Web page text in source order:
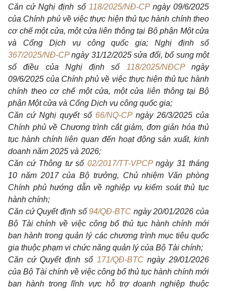
Căn cứ Nghị định số 118/2025/NĐ-CPngày 09/6/2025
của Chính phủ về việc thực hiện thủ tục hành chính theo
cơ chế một cửa, một cửa liên thông tại Bộ phận Một cửa
và Cổng Dịch vụ công quốc gia; Nghị định số
367/2025/NĐ-CPngày 31/12/2025 sửa đổi, bổ sung một
số điều của Nghị định số 118/2025/NĐCPngày
09/6/2025 của Chính phủ về việc thực hiện thủ tục hành
chính theo cơ chế một cửa, một cửa liên thông tại Bộ
phận Một cửa và Cổng Dịch vụ công quốc gia;
Căn cứ Nghị quyết số 66/NQ-CPngày 26/3/2025 của
Chính phủ về Chương trình cắt giảm, đơn giản hóa thủ
tục hành chính liên quan đến hoạt động sản xuất, kinh
doanh năm 2025 và 2026;
Căn cứ Thông tư số 02/2017/TT-VPCPngày 31 tháng
10 năm 2017 của Bộ trưởng, Chủ nhiệm Văn phòng
Chính phủ hướng dẫn về nghiệp vụ kiểm soát thủ tục
hành chính;
Căn cứ Quyết định số94/QĐ-BTC ngày 20/01/2026 của
Bộ Tài chính về việc công bố thủ tục hành chính mới
ban hành trong quản lý các chương trình mục tiêu quốc
gia thuộc phạm vi chức năng quản lý của Bộ Tài chính;
Căn cứ Quyết định số 171/QĐ-BTCngày 29/01/2026
của Bộ Tài chính về việc công bố thủ tục hành chính mới
ban hành trong lĩnh vực hỗtrợ doanh nghiệp thuộc